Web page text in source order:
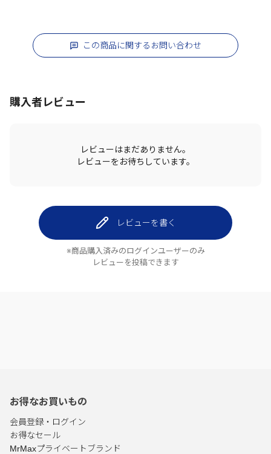
この商品に関するお問い合わせ
購入者レビュー
レビューはまだありません。
レビューをお待ちしています。
レビューを書く
※商品購入済みのログインユーザーのみ
レビューを投稿できます
お得なお買いもの
会員登録・ログイン
お得なセール
MrMaxプライベートブランド